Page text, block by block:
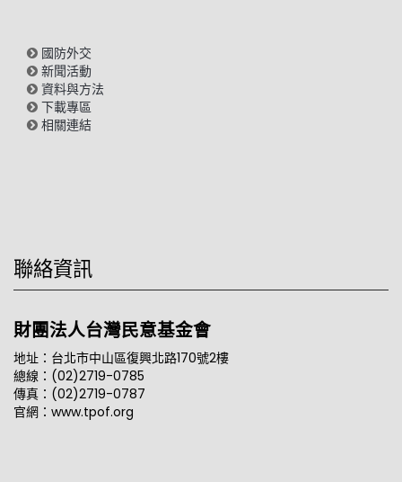
國防外交
新聞活動
資料與方法
下載專區
相關連結
聯絡資訊
財團法人台灣民意基金會
地址：台北市中山區復興北路170號2樓
總線：(02)2719-0785
傳真：(02)2719-0787
官網：www.tpof.org